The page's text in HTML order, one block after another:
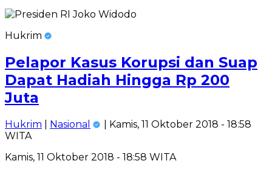
Hukrim
Pelapor Kasus Korupsi dan Suap
Dapat Hadiah Hingga Rp 200
Juta
Hukrim Nasional
| Kamis, 11 Oktober 2018 - 18:58
WITA
Kamis, 11 Oktober 2018 - 18:58 WITA